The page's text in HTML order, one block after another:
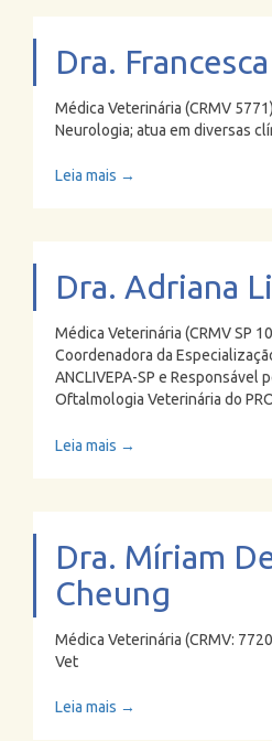
Dra.
Médica Veterinária (CRMV
Neurologia; atua em diversas
Leia mais →
Dra. Adriana
Médica Veterinária (CRMV SP
Coordenadora da
ANCLIVEPA-SP e Responsável
Oftalmologia Veterinária do
Leia mais →
Dra. Míriam
Cheung
Médica Veterinária (CRMV:
Vet
Leia mais →